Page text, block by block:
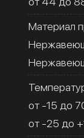
Материал
от -15 до
от -25 до